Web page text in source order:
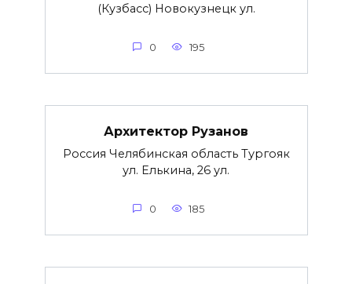
(Кузбасс) Новокузнецк ул.
0 195
Архитектор Рузанов
Россия Челябинская область Тургояк
ул. Елькина, 26 ул.
0 185